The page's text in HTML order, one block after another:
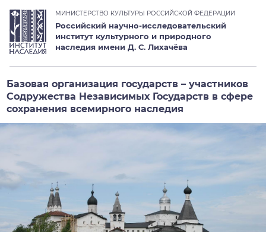
МИНИСТЕРСТВО КУЛЬТУРЫ РОССИЙСКОЙ ФЕДЕРАЦИИ
Российский научно-исследовательский
институт культурного и природного
наследия имени Д. С. Лихачёва
Базовая организация государств – участников
Содружества Независимых Государств в сфере
сохранения всемирного наследия